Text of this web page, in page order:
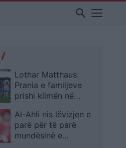
search
Lothar Matthaus:
Prania e familjeve
prishi klimën në
Al-Ahli nis lëvizjen e
parë për të parë
mundësinë e